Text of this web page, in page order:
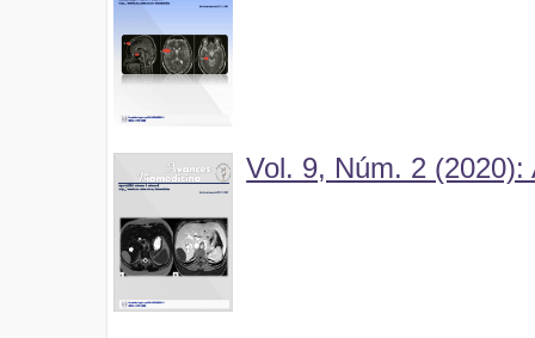
Vol. 9, Núm. 2 (2020):